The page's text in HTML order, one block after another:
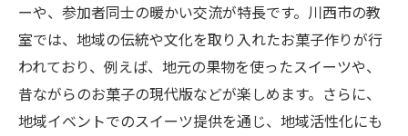
ーや、参加者同士の暖かい交流が特長です。川西市の教
室では、地域の伝統や文化を取り入れたお菓子作りが行
われており、例えば、地元の果物を使ったスイーツや、
昔ながらのお菓子の現代版などが楽しめます。さらに、
地域イベントでのスイーツ提供を通じ、地域活性化にも